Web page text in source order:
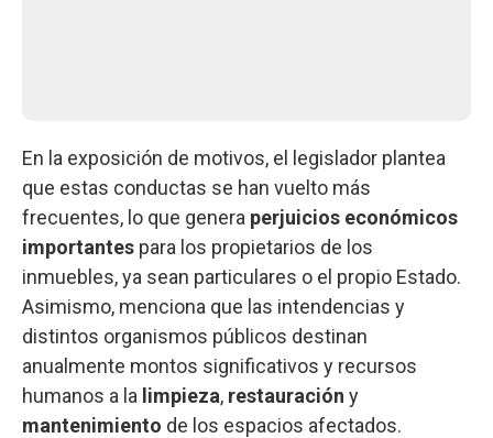
En la exposición de motivos, el legislador plantea
que estas conductas se han vuelto más
frecuentes, lo que genera perjuicios económicos
importantes para los propietarios de los
inmuebles, ya sean particulares o el propio Estado.
Asimismo, menciona que las intendencias y
distintos organismos públicos destinan
anualmente montos significativos y recursos
humanos a la limpieza, restauración y
mantenimiento de los espacios afectados.